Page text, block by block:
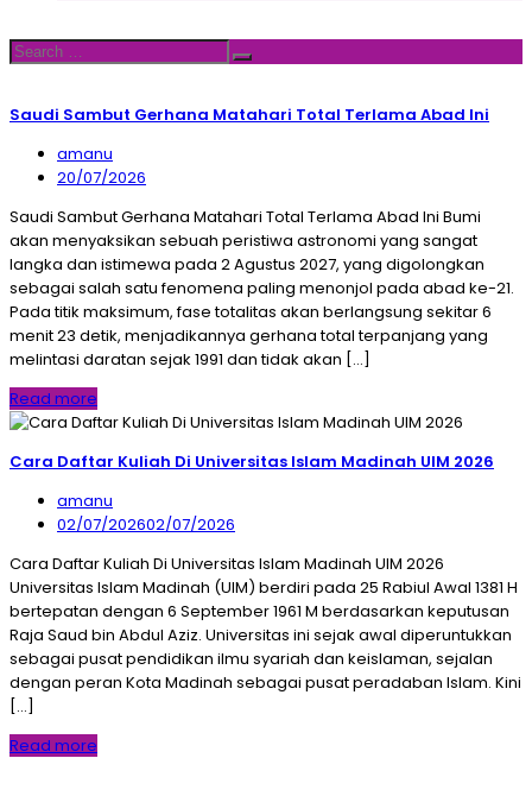
Search
Search
Saudi Sambut Gerhana Matahari Total Terlama Abad Ini
amanu
20/07/2026
Saudi Sambut Gerhana Matahari Total Terlama Abad Ini Bumi
akan menyaksikan sebuah peristiwa astronomi yang sangat
langka dan istimewa pada 2 Agustus 2027, yang digolongkan
sebagai salah satu fenomena paling menonjol pada abad ke-21.
Pada titik maksimum, fase totalitas akan berlangsung sekitar 6
menit 23 detik, menjadikannya gerhana total terpanjang yang
melintasi daratan sejak 1991 dan tidak akan […]
Read more
Cara Daftar Kuliah Di Universitas Islam Madinah UIM 2026
amanu
02/07/202602/07/2026
Cara Daftar Kuliah Di Universitas Islam Madinah UIM 2026
Universitas Islam Madinah (UIM) berdiri pada 25 Rabiul Awal 1381 H
bertepatan dengan 6 September 1961 M berdasarkan keputusan
Raja Saud bin Abdul Aziz. Universitas ini sejak awal diperuntukkan
sebagai pusat pendidikan ilmu syariah dan keislaman, sejalan
dengan peran Kota Madinah sebagai pusat peradaban Islam. Kini
[…]
Read more